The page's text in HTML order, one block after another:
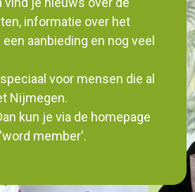
informatie over het
aanbieding en nog veel
voor mensen die al
Nijmegen.
kun je via de homepage
member'.